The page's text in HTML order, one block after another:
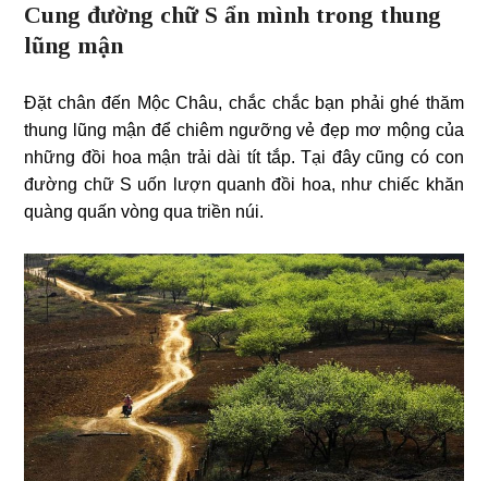
Cung đường chữ S ẩn mình trong thung
lũng mận
Đặt chân đến Mộc Châu, chắc chắc bạn phải ghé thăm
thung lũng mận để chiêm ngưỡng vẻ đẹp mơ mộng của
những đồi hoa mận trải dài tít tắp. Tại đây cũng có con
đường chữ S uốn lượn quanh đồi hoa, như chiếc khăn
quàng quấn vòng qua triền núi.